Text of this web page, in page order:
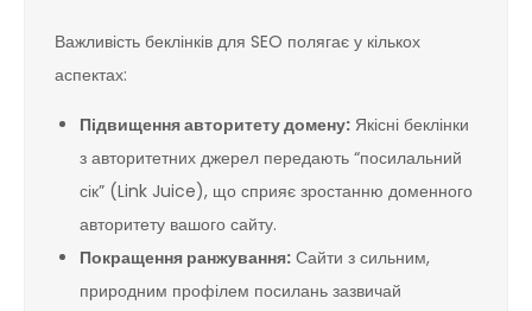
Важливість беклінків для SEO полягає у кількох
аспектах:
Підвищення авторитету домену: Якісні беклінки
з авторитетних джерел передають “посилальний
сік” (Link Juice), що сприяє зростанню доменного
авторитету вашого сайту.
Покращення ранжування: Сайти з сильним,
природним профілем посилань зазвичай